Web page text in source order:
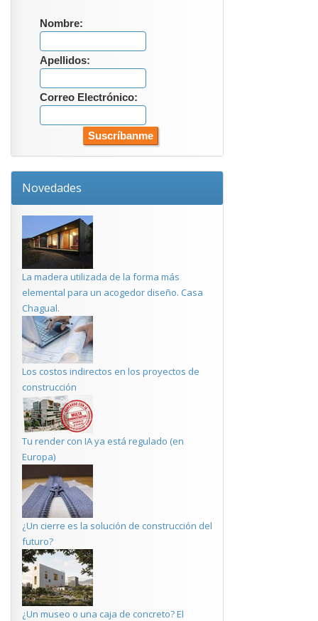
Nombre:
Apellidos:
Correo Electrónico:
Novedades
La madera utilizada de la forma más
elemental para un acogedor diseño. Casa
Chagual.
Los costos indirectos en los proyectos de
construcción
Tu render con IA ya está regulado (en
Europa)
¿Un cierre es la solución de construcción del
futuro?
¿Un museo o una caja de concreto? El